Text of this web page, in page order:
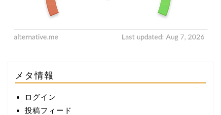
メタ情報
ログイン
投稿フィード